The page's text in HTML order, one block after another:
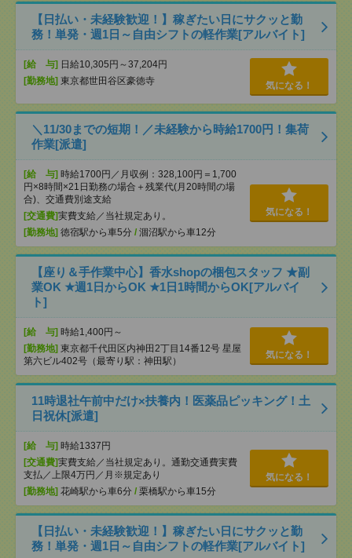
【日払い・未経験歓迎！】稼ぎたい日にサクッと勤
務！単発・週1日～自由シフトの軽作業[アルバイト]
[給 与] 日給10,305円～37,204円
[勤務地] 東京都世田谷区豪徳寺 気になる！
＼11/30までの短期！／未経験から時給1700円！集荷
作業[派遣]
[給 与] 時給1700円／月収例：328,100円＝1,700
円×8時間×21日勤務の場合＋残業代(月20時間の場
合)、交通費別途支給
[交通費]実費支給／当社規定あり。
[勤務地] 徳宿駅から車5分 / 涸沼駅から車12分
気になる！
【座り＆手作業中心】香水shopの梱包スタッフ ★副
業OK ★週1日からOK ★1日1時間からOK[アルバイ
ト]
[給 与] 時給1,400円～
[勤務地] 東京都千代田区内神田2丁目14番12号 星屋
第六ビル402号（最寄り駅：神田駅）
気になる！
11時退社午前中だけ×扶養内！医薬品ピッキング！土
日祝休[派遣]
[給 与] 時給1337円
[交通費]実費支給／当社規定あり。通勤交通費実費
支払／上限4万円／月※規定あり
[勤務地] 花崎駅から車6分 / 栗橋駅から車15分
気になる！
【日払い・未経験歓迎！】稼ぎたい日にサクッと勤
務！単発・週1日～自由シフトの軽作業[アルバイト]